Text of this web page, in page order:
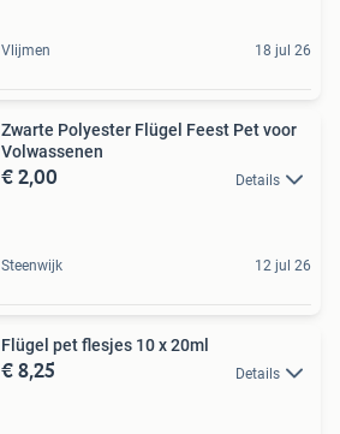
Vlijmen 18 jul 26
Zwarte Polyester Flügel Feest Pet voor
Volwassenen
€ 2,00 Details
Steenwijk 12 jul 26
Flügel pet flesjes 10 x 20ml
€ 8,25 Details